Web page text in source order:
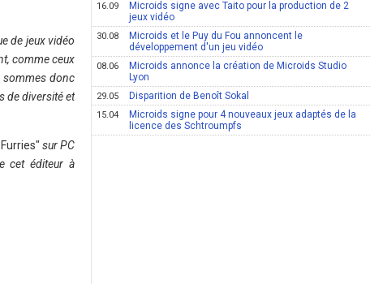
de jeux vidéo
comme ceux
sommes donc
de diversité et
sur PC
cet éditeur à
16.09
Microids signe avec Taito pour la production de 2
jeux vidéo
30.08
Microids et le Puy du Fou annoncent le
développement d'un jeu vidéo
08.06
Microids annonce la création de Microids Studio
Lyon
29.05 Disparition de Benoît Sokal
15.04
Microids signe pour 4 nouveaux jeux adaptés de la
licence des Schtroumpfs